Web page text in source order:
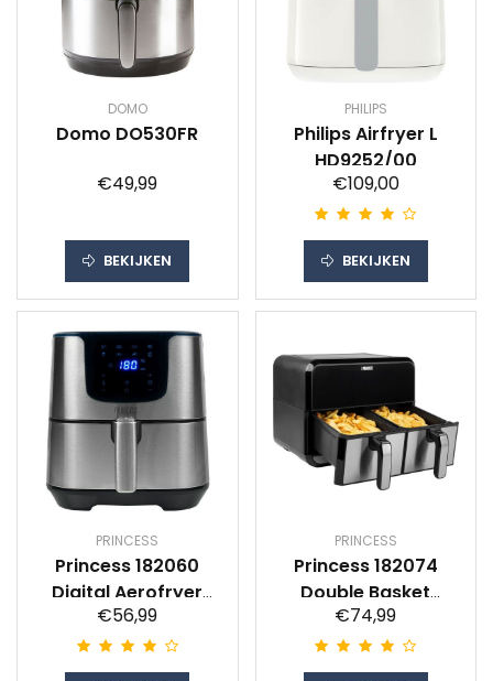
DOMO
Domo DO530FR
€49,99
BEKIJKEN
PHILIPS
Philips Airfryer L
HD9252/00
€109,00
BEKIJKEN
PRINCESS
Princess 182060
Digital Aerofryer
Deluxe XXL
€56,99
PRINCESS
Princess 182074
Double Basket
Aerofryer
€74,99